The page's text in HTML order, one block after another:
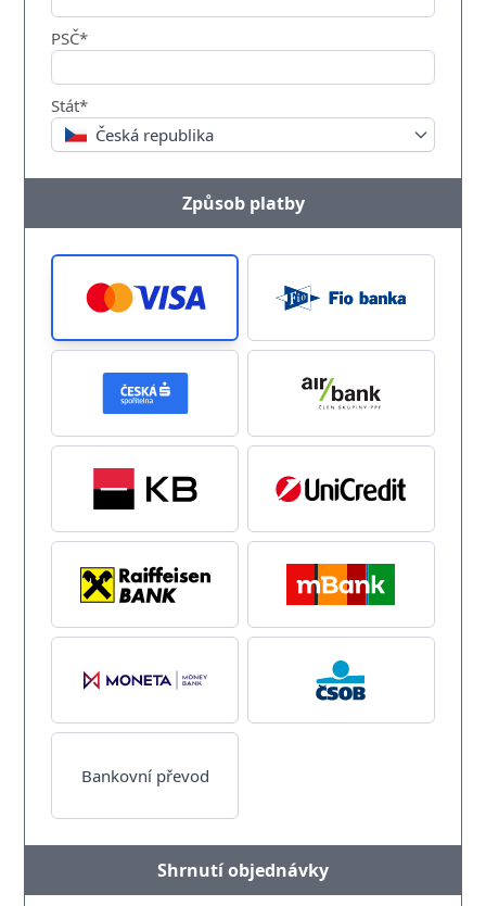
PSČ*
Stát*
Česká republika
Způsob platby
Bankovní převod
Shrnutí objednávky